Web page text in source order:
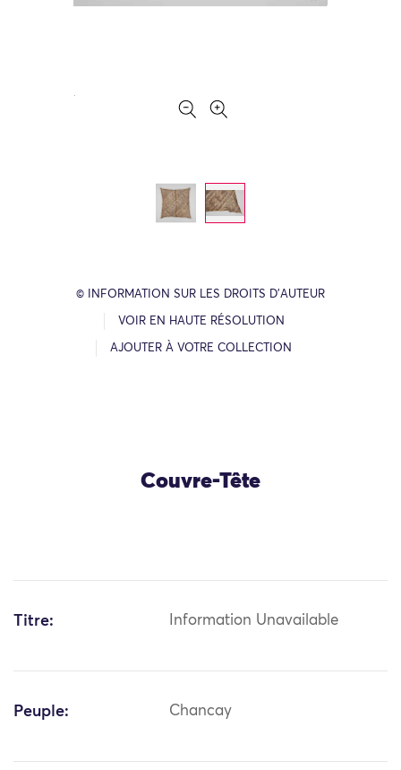
© INFORMATION SUR LES DROITS D’AUTEUR
VOIR EN HAUTE RÉSOLUTION
AJOUTER À VOTRE COLLECTION
Couvre-Tête
Titre: Information Unavailable
Peuple: Chancay